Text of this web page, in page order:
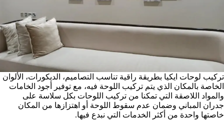
تركيب لوحات ايكيا بطريقة راقية تناسب التصاميم، الديكورات، الألوان
الخاصة بالمكان الذي يتم تركيب اللوحة فيه، مع توفير أجود الخامات
والمواد اللاصقة التي تمكنا من تركيب اللوحات بكل سلاسة على
جدران المباني وضمان عدم سقوط اللوحة أو اهتزازها من المكان
خاصتها واحدة من أكثر الخدمات التي نبدع فيها.